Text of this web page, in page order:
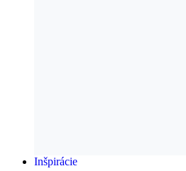
Inšpirácie